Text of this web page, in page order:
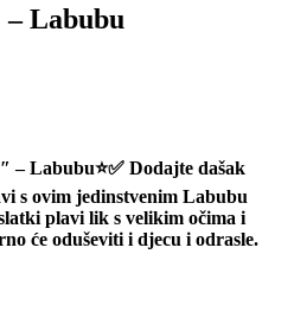
Labubu
– Labubu⭐✅ Dodajte dašak
s ovim jedinstvenim Labubu
plavi lik s velikim očima i
će oduševiti i djecu i odrasle.